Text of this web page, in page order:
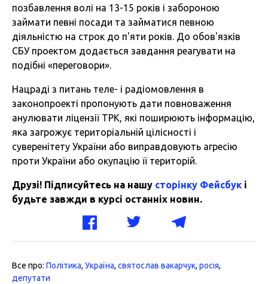
позбавлення волі на 13-15 років і забороною
займати певні посади та займатися певною
діяльністю на строк до п'яти років. До обов'язків
СБУ проектом додається завдання реагувати на
подібні «переговори».
Нацраді з питань теле- і радіомовлення в
законопроекті пропонують дати повноваження
анулювати ліцензії ТРК, які поширюють інформацію,
яка загрожує територіальній цілісності і
суверенітету України або виправдовують агресію
проти України або окупацію її територій.
Друзі! Підписуйтесь на нашу сторінку Фейсбук і
будьте завжди в курсі останніх новин.
Все про: Політика, Україна, святослав вакарчук, росія,
депутати